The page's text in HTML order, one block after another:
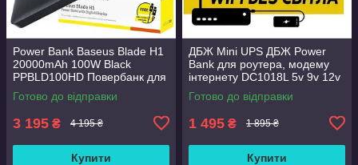
Power Bank Baseus Blade H1
20000mAh 100W Black
PPBLD100HD Повербанк для
ноутбука
Готово до відправки
3 195 ₴ 4 195 ₴
Купити
ДБЖ Mini UPS ДБЖ Power
Bank для роутера, модему
інтернету DC1018L 5v 9v 12v
usb 10400mAh
Готово до відправки
1 495 ₴ 1 895 ₴
Купити